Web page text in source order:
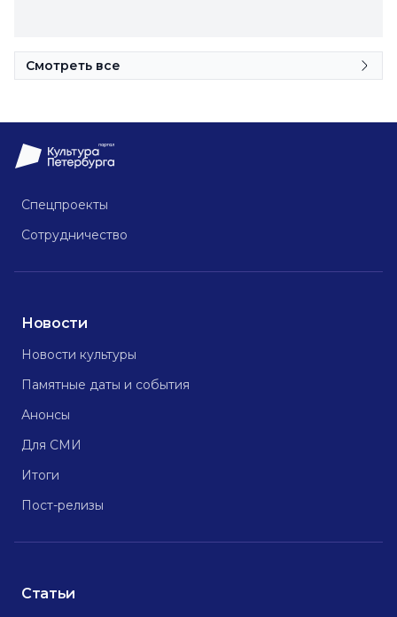
Смотреть все
Спецпроекты
Сотрудничество
Новости
Новости культуры
Памятные даты и события
Анонсы
Для СМИ
Итоги
Пост-релизы
Статьи